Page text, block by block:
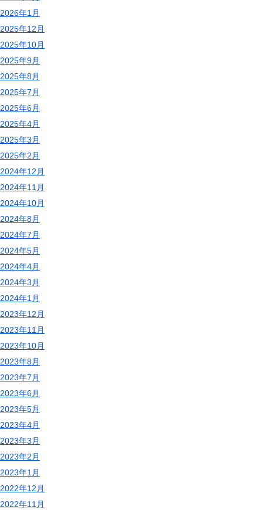
2026年1月
2025年12月
2025年10月
2025年9月
2025年8月
2025年7月
2025年6月
2025年4月
2025年3月
2025年2月
2024年12月
2024年11月
2024年10月
2024年8月
2024年7月
2024年5月
2024年4月
2024年3月
2024年1月
2023年12月
2023年11月
2023年10月
2023年8月
2023年7月
2023年6月
2023年5月
2023年4月
2023年3月
2023年2月
2023年1月
2022年12月
2022年11月